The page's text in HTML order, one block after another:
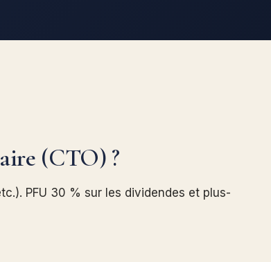
(CTO) ?
PFU 30 % sur les dividendes et plus-